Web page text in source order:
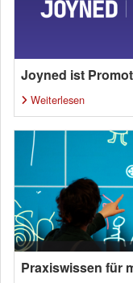
Joyned ist
Weiterlesen
Praxiswissen für